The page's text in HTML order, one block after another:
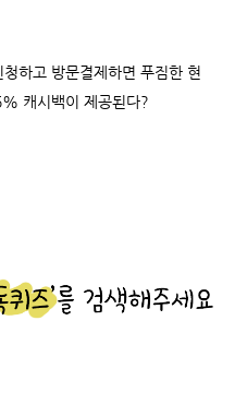
하고 방문결제하면 푸짐한 현
캐시백이 제공된다?